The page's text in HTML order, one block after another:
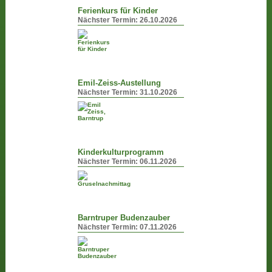
Ferienkurs für Kinder
Nächster Termin:26.10.2026
Emil-Zeiss-Austellung
Nächster Termin:31.10.2026
Kinderkulturprogramm
Nächster Termin:06.11.2026
Barntruper Budenzauber
Nächster Termin:07.11.2026